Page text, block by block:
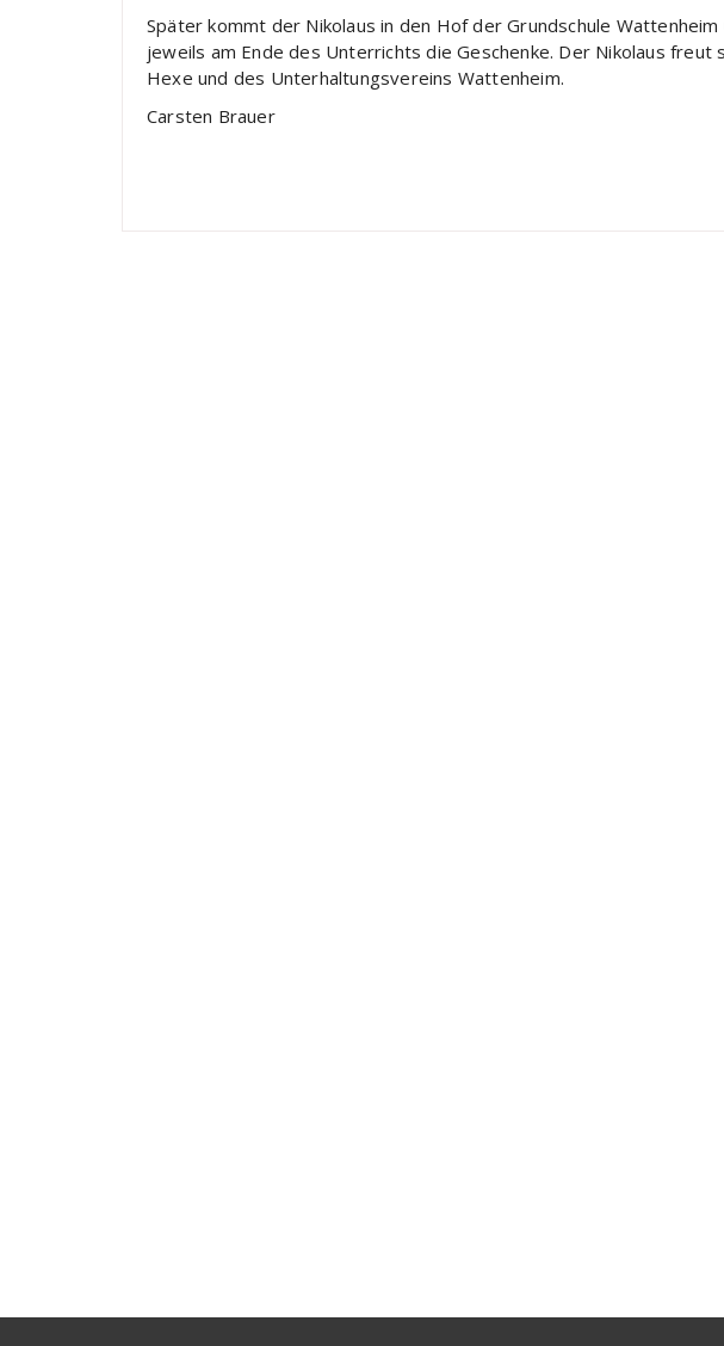
Später kommt der Nikolaus in den Hof der Grundschule
jeweils am Ende des Unterrichts die Geschenke. Der Nikolaus freut
Hexe und des Unterhaltungsvereins Wattenheim.
Carsten Brauer